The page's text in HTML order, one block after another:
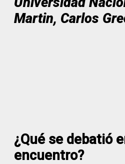
Martin, Carlos
¿Qué se debatió
encuentro?